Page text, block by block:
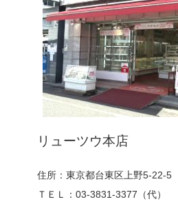
リューツウ本店
住所：東京都台東区上野5-22-5
ＴＥＬ：03-3831-3377（代）